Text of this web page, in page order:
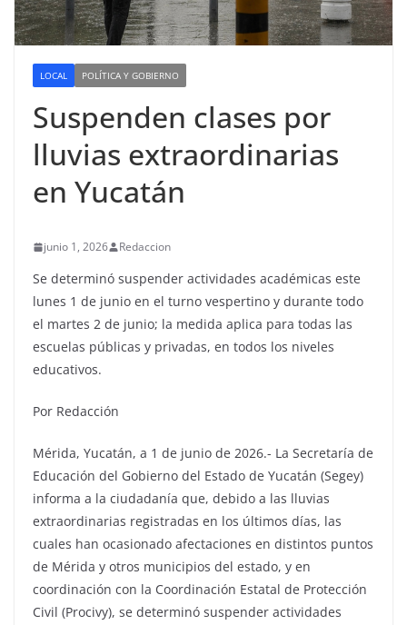
LOCAL POLÍTICA Y GOBIERNO
Suspenden clases por
lluvias extraordinarias
en Yucatán
junio 1, 2026 Redaccion
Se determinó suspender actividades académicas este
lunes 1 de junio en el turno vespertino y durante todo
el martes 2 de junio; la medida aplica para todas las
escuelas públicas y privadas, en todos los niveles
educativos.
Por Redacción
Mérida, Yucatán, a 1 de junio de 2026.- La Secretaría de
Educación del Gobierno del Estado de Yucatán (Segey)
informa a la ciudadanía que, debido a las lluvias
extraordinarias registradas en los últimos días, las
cuales han ocasionado afectaciones en distintos puntos
de Mérida y otros municipios del estado, y en
coordinación con la Coordinación Estatal de Protección
Civil (Procivy), se determinó suspender actividades